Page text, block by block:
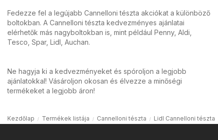
Fedezze fel a legújabb Cannelloni tészta akciókat a különböző
boltokban. A Cannelloni tészta kedvezményes ajánlatai
elérhetők más nagyboltokban is, mint például Penny, Aldi,
Tesco, Spar, Lidl, Auchan.
Ne hagyja ki a kedvezményeket és spóroljon a legjobb
ajánlatokkal! Vásároljon okosan és élvezze a minőségi
termékeket a legjobb áron!
Kezdőlap Termékek listája Cannelloni tészta Lidl Cannelloni tészta